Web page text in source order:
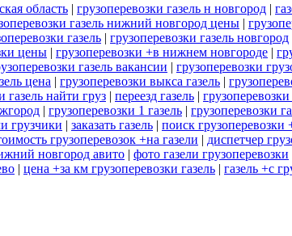
область | грузоперевозки газель н новгород |
газель нижний новгород цены |
газель | грузоперевозки газель новгород
цены | грузоперевозки +в нижнем новгороде |
газель вакансии | грузоперевозки
цена | грузоперевозки выкса газель |
газель найти груз | переезд газель |
| грузоперевозки 1 газель | грузоперевозки
грузчики | заказать газель | поиск грузоперевозки
грузоперевозок +на газели | диспетчер
новгород авито | фото газели грузоперевозки
| цена +за км грузоперевозки газель | газель +с